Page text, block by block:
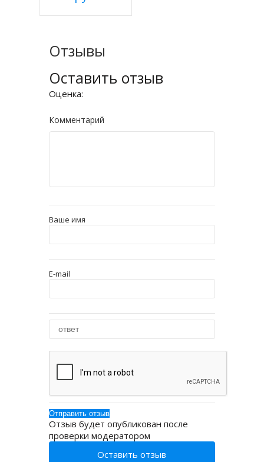
Отзывы
Оставить отзыв
Оценка:
Комментарий
Ваше имя
E-mail
Отзыв будет опубликован после
проверки модератором
Оставить отзыв